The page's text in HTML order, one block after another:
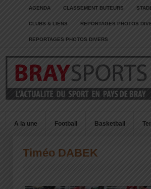
AGENDA CLASSEMENT BUTEURS
CLUBS & LIENS REPORTAGES PHOTOS
REPORTAGES PHOTOS DIVERS
A la une Football Basketball
Timéo DABEK